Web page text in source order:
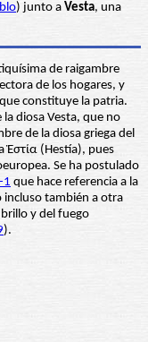
) junto a Vesta, una
de raigambre
de los hogares, y
constituye la patria.
diosa Vesta, que no
de la diosa griega del
(Hestía), pues
Se ha postulado
1 que hace referencia a la
incluso también a otra
y del fuego
).